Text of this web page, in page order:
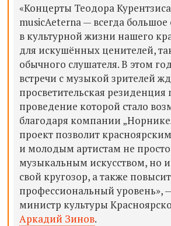
«Концерты Теодора
musicAeterna — всегда большое
в культурной жизни нашего
для искушённых ценителей,
обычного слушателя. В этом
встречи с музыкой зрителей
просветительская резиденция
проведение которой стало
благодаря компании
проект позволит
и молодым артистам не просто
музыкальным искусством, но
свой кругозор, а также
профессиональный уровень»,
министр культуры
Аркадий Зинов.